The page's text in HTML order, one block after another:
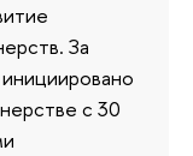
За
с 30